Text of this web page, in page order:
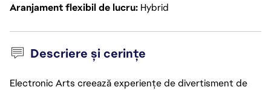
Aranjament flexibil de lucru Hybrid
Descriere și cerințe
Electronic Arts creează experiențe de divertisment de